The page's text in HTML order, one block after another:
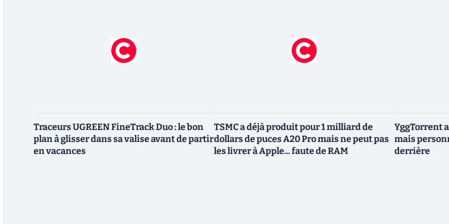
Traceurs UGREEN FineTrack Duo : le bon
plan à glisser dans sa valise avant de partir
en vacances
TSMC a déjà produit pour 1 milliard de
dollars de puces A20 Pro mais ne peut pas
les livrer à Apple... faute de RAM
YggTorrent
mais
derrière